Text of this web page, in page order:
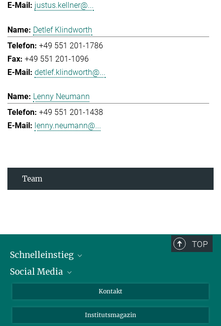
justus.kellner@...
Detlef Klindworth
+49 551 201-1786
+49 551 201-1096
detlef.klindworth@...
Lenny Neumann
+49 551 201-1438
lenny.neumann@...
Team
TOP
Schnelleinstieg
Alumni
Fördernde
Social Media
Bluesky
Facebook
Kontakt
Institutsmagazin